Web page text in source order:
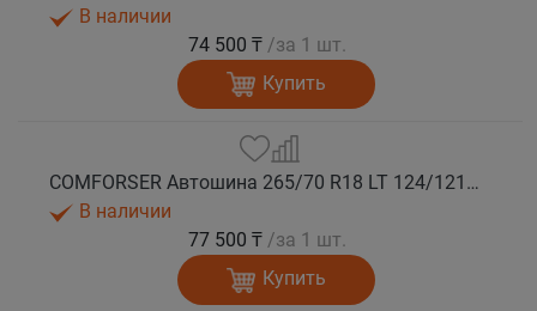
В наличии
74 500 ₸ /за 1 шт.
Купить
COMFORSER Автошина 265/70 R18 LT 124/121S CF1100 10PR RWL лето
В наличии
77 500 ₸ /за 1 шт.
Купить